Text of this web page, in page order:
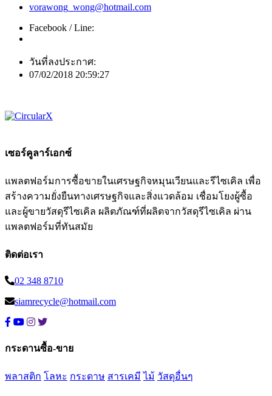
vorawong_wong@hotmail.com
Facebook / Line:
วันที่ลงประกาศ:
07/02/2018 20:59:27
เซอร์คูลาร์เอกซ์
แพลตฟอร์มการซื้อขายในเศรษฐกิจหมุนเวียนและรีไซเคิล เพื่อ
สร้างความยั่งยืนทางเศรษฐกิจและสิ่งแวดล้อม เชื่อมโยงผู้ซื้อ
และผู้ขายวัสดุรีไซเคิล ผลิตภัณฑ์ที่ผลิตจากวัสดุรีไซเคิล ผ่าน
แพลตฟอร์มที่ทันสมัย
ติดต่อเรา
02 348 8710
siamrecycle@hotmail.com
กระดานซื้อ-ขาย
พลาสติก โลหะ กระดาษ สารเคมี ไม้ วัสดุอื่นๆ